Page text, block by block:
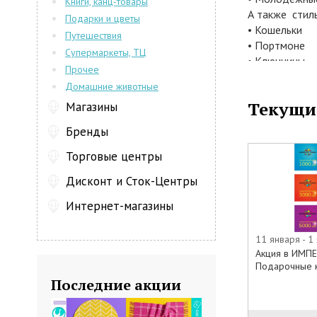
А также
• Кошельки
• Портмоне
• Ключницы
• Зонты
Все эти
переживать
Такая
подарите
лучшего и
магазина
Существует
момента
11 января - 1
Акция в
Подарочные
Подарки и цветы
Путешествия
Супермаркеты, ТЦ
Прочее
Домашние животные
Магазины
Бренды
Торговые центры
Дисконт и Сток-Центры
Интернет-магазины
Последние акции